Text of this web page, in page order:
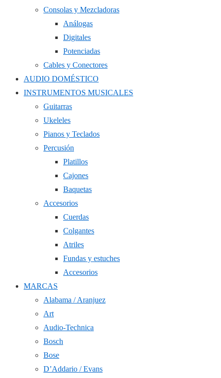
Consolas y Mezcladoras
Análogas
Digitales
Potenciadas
Cables y Conectores
AUDIO DOMÉSTICO
INSTRUMENTOS MUSICALES
Guitarras
Ukeleles
Pianos y Teclados
Percusión
Platillos
Cajones
Baquetas
Accesorios
Cuerdas
Colgantes
Atriles
Fundas y estuches
Accesorios
MARCAS
Alabama / Aranjuez
Art
Audio-Technica
Bosch
Bose
D’Addario / Evans